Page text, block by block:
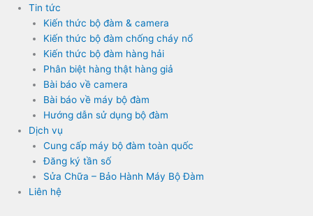
Tin tức
Kiến thức bộ đàm & camera
Kiến thức bộ đàm chống cháy nổ
Kiến thức bộ đàm hàng hải
Phân biệt hàng thật hàng giả
Bài báo về camera
Bài báo về máy bộ đàm
Hướng dẫn sử dụng bộ đàm
Dịch vụ
Cung cấp máy bộ đàm toàn quốc
Đăng ký tần số
Sửa Chữa – Bảo Hành Máy Bộ Đàm
Liên hệ